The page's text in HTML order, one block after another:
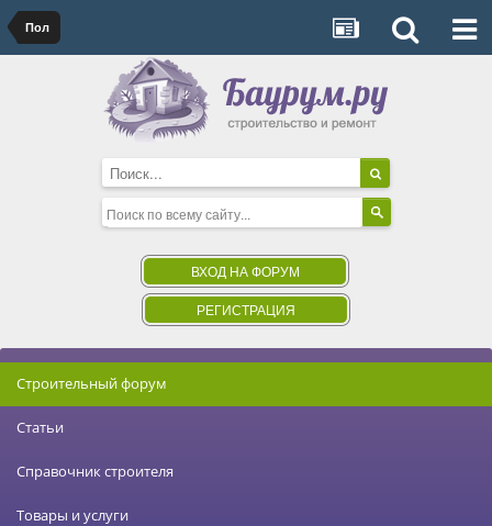
Пол
ВХОД НА ФОРУМ
РЕГИСТРАЦИЯ
Строительный форум
Статьи
Справочник строителя
Товары и услуги